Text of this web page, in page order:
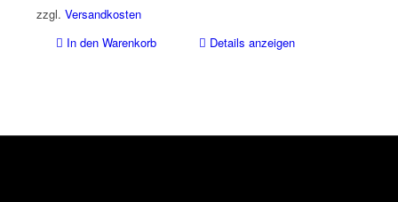
zzgl. Versandkosten
In den Warenkorb
Details anzeigen